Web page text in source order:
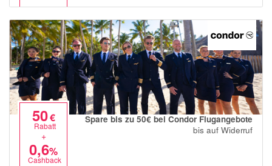
Notino
Parfumdreams
apodiscounter
OTTO Office
Udemy
HappyKeks
50€
Rabatt
+
0,6%
Cashback
Spare bis zu 50€ bei Condor Flugangebote
bis auf Widerruf